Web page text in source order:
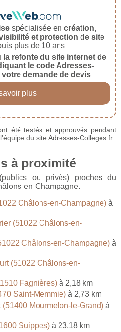
spécialisée en création,
et protection de site
plus de 10 ans
la refonte du site internet de
le code Adresses-
demande de devis
plus
été testés et approuvés pendant
du site Adresses-Colleges.fr.
à proximité
ou privés) proches du
en-Champagne.
Châlons-en-Champagne) à
(51022 Châlons-en-
Châlons-en-Champagne) à
(51022 Châlons-en-
Fagnières) à 2,18 km
Saint-Memmie) à 2,73 km
Mourmelon-le-Grand) à
Suippes) à 23,18 km